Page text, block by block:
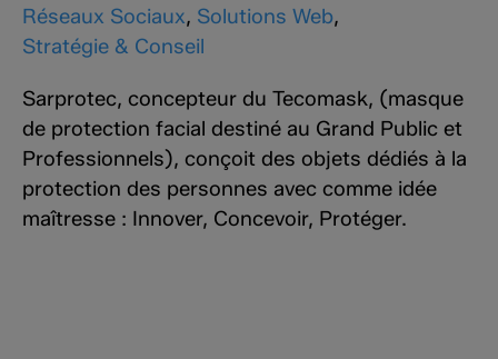
Réseaux Sociaux, Solutions Web,
Stratégie & Conseil
Sarprotec, concepteur du Tecomask, (masque
de protection facial destiné au Grand Public et
Professionnels), conçoit des objets dédiés à la
protection des personnes avec comme idée
maîtresse : Innover, Concevoir, Protéger.